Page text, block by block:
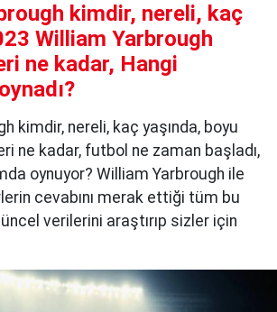
kimdir, nereli, kaç
William Yarbrough
ne kadar, Hangi
kimdir, nereli, kaç yaşında, boyu
ne kadar, futbol ne zaman başladı,
oynuyor? William Yarbrough ile
cevabını merak ettiği tüm bu
verilerini araştırıp sizler için